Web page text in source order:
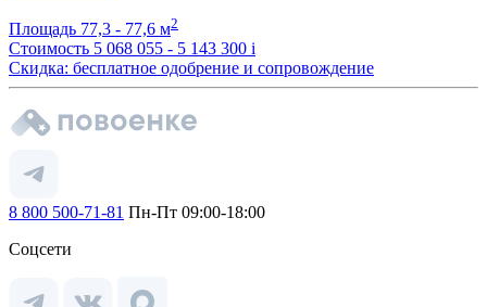
Площадь 77,3 - 77,6 м2
Стоимость 5 068 055 - 5 143 300 i
Скидка: бесплатное одобрение и сопровождение
8 800 500-71-81 Пн-Пт 09:00-18:00
Соцсети